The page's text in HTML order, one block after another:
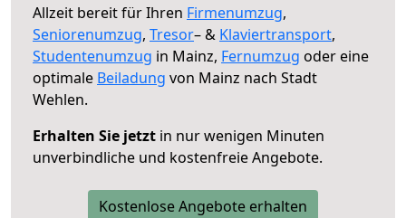
Allzeit bereit für Ihren Firmenumzug,
Seniorenumzug, Tresor– & Klaviertransport,
Studentenumzug in Mainz, Fernumzug oder eine
optimale Beiladung von Mainz nach Stadt
Wehlen.
Erhalten Sie jetzt in nur wenigen Minuten
unverbindliche und kostenfreie Angebote.
Kostenlose Angebote erhalten